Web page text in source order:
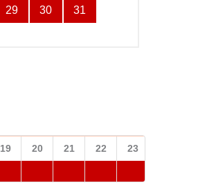
29 30 31
19 20 21 22 23